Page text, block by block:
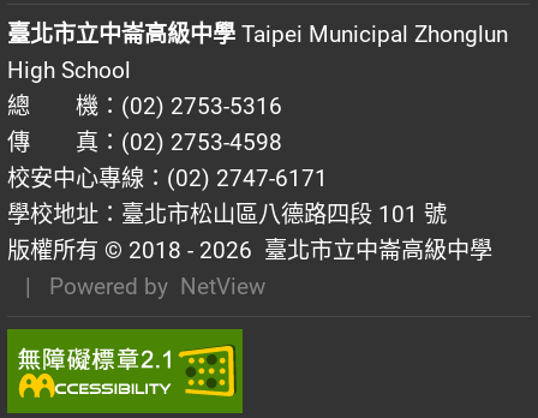
臺北市立中崙高級中學 Taipei Municipal Zhonglun
High School
總 機：(02) 2753-5316
傳 真：(02) 2753-4598
校安中心專線：(02) 2747-6171
學校地址：臺北市松山區八德路四段 101 號
版權所有 © 2018 - 2026 臺北市立中崙高級中學
| Powered by NetView